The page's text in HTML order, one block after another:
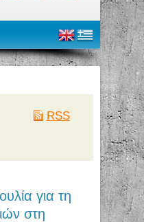
RSS
για τη
στη